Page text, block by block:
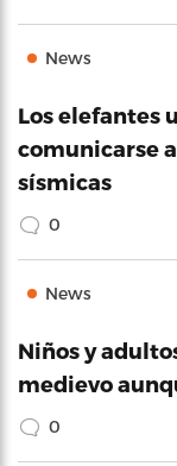
News
Los elefantes
comunicarse
sísmicas
0
News
Niños y
medievo
0